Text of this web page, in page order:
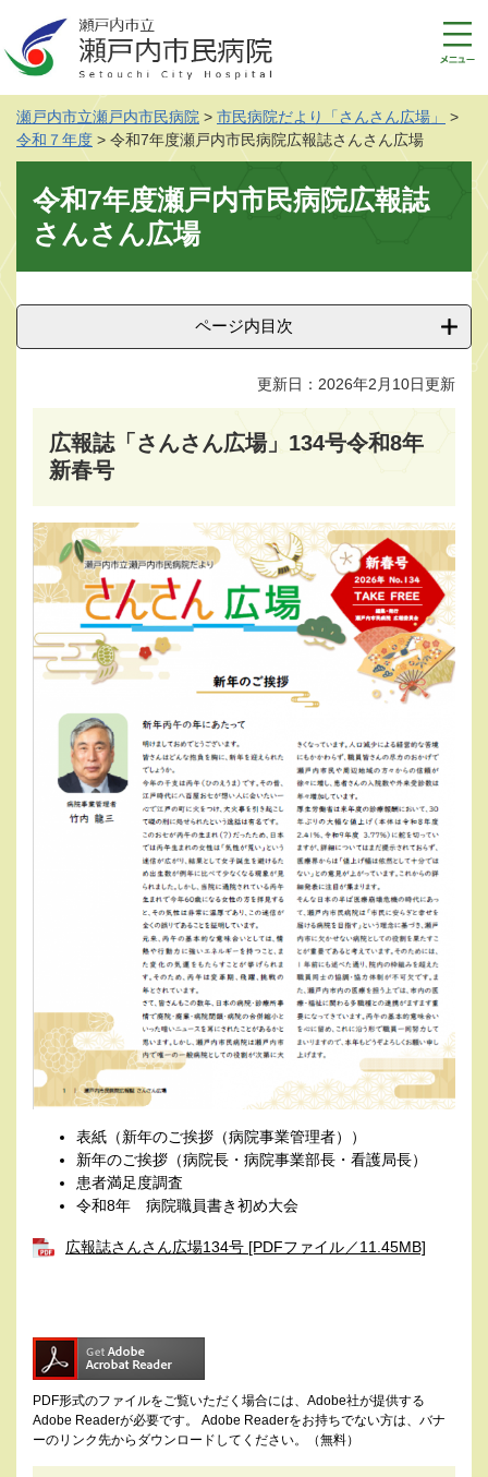
ジ
ュ
瀬戸内市立瀬戸内市民病院 > 市民病院だより「さんさん広場」
>
令和７年度 > 令和7年度瀬戸内市民病院広報誌さんさん広場
令和7年度瀬戸内市民病院広報誌
さんさん広場
ページ内目次
更新日：2026年2月10日更新
広報誌「さんさん広場」134号令和8年
新春号
表紙（新年のご挨拶（病院事業管理者））
新年のご挨拶（病院長・病院事業部長・看護局長）
患者満足度調査
令和8年 病院職員書き初め大会
広報誌さんさん広場134号 [PDFファイル／11.45MB]
PDF形式のファイルをご覧いただく場合には、Adobe社が提供する
Adobe Readerが必要です。
Adobe Readerをお持ちでない方は、バナ
ーのリンク先からダウンロードしてください。（無料）